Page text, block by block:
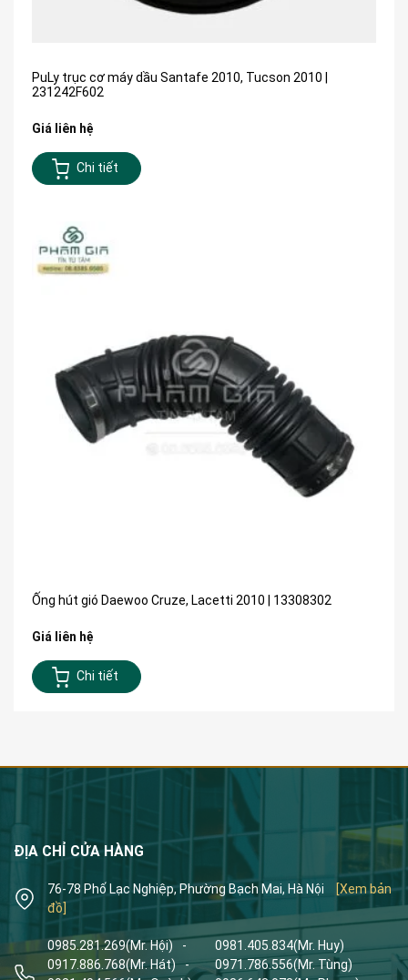
PuLy trục cơ máy dầu Santafe 2010, Tucson 2010 |
231242F602
Giá liên hệ
Chi tiết
Ống hút gió Daewoo Cruze, Lacetti 2010 | 13308302
Giá liên hệ
Chi tiết
ĐỊA CHỈ CỬA HÀNG
76-78 Phố Lạc Nghiệp, Phường Bạch Mai, Hà Nội
[Xem bản
đồ]
0985.281.269(Mr. Hội) - 0981.405.834(Mr. Huy)
0917.886.768(Mr. Hát) - 0971.786.556(Mr. Tùng)